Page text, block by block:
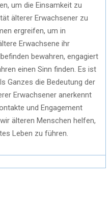
um die Einsamkeit zu
älterer Erwachsener zu
ergreifen, um in
Erwachsene ihr
bewahren, engagiert
einen Sinn finden. Es ist
Ganzes die Bedeutung der
Erwachsener anerkennt
und Engagement
älteren Menschen helfen,
Leben zu führen.